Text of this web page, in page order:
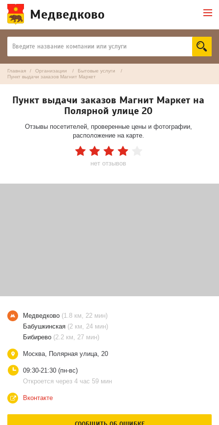
Медведково
Главная Организации
Бытовые услуги
Пункт выдачи заказов Магнит Маркет
Пункт выдачи заказов Магнит Маркет на
Полярной улице 20
Отзывы посетителей, проверенные цены и фотографии,
расположение на карте.
нет отзывов
Медведково (1.8 км, 22 мин)
Бабушкинская (2 км, 24 мин)
Бибирево (2.2 км, 27 мин)
Москва, Полярная улица, 20
09:30-21:30 (пн-вс)
Откроется через 4 час 59 мин
Вконтакте